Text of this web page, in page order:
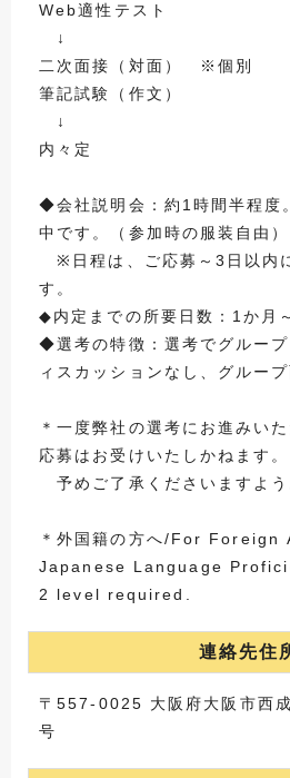
Web適性テスト
↓
二次面接（対面） ※個別
筆記試験（作文）
↓
内々定
◆会社説明会：約1時間半程度
中です。（参加時の服装自由）
※日程は、ご応募～3日以内
す。
◆内定までの所要日数：1か月
◆選考の特徴：選考でグルー
ィスカッションなし、グルー
＊一度弊社の選考にお進みい
応募はお受けいたしかねます。
予めご了承くださいますよう
＊外国籍の方へ/For Foreign
Japanese Language
2 level required.
連絡先住
〒557-0025 大阪府大阪市西
号